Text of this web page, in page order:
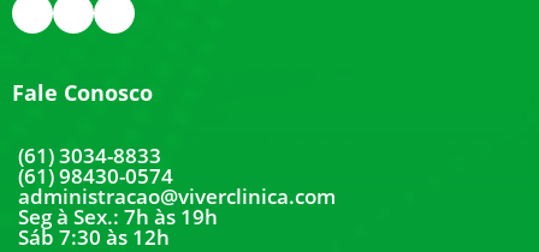
Fale Conosco
(61) 3034-8833
(61) 98430-0574
administracao@viverclinica.com
Seg à Sex.: 7h às 19h
Sáb 7:30 às 12h